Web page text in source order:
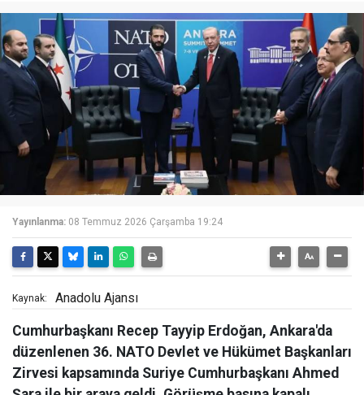
Yayınlanma: 08 Temmuz 2026 Çarşamba 19:24
Kaynak: Anadolu Ajansı
Cumhurbaşkanı Recep Tayyip Erdoğan, Ankara'da
düzenlenen 36. NATO Devlet ve Hükümet Başkanları
Zirvesi kapsamında Suriye Cumhurbaşkanı Ahmed